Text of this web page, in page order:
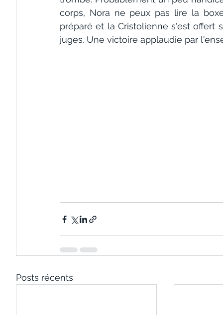
corps, Nora ne peux pas lire la
préparé et la Cristolienne s'est offert
juges. Une victoire applaudie par
Posts récents